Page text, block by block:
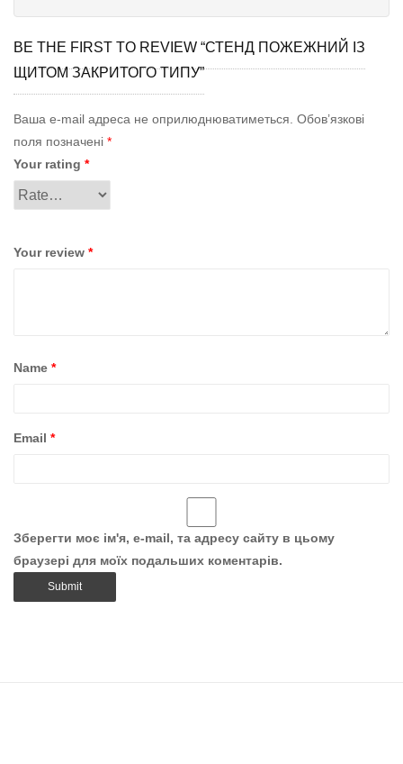
BE THE FIRST TO REVIEW “СТЕНД ПОЖЕЖНИЙ ІЗ
ЩИТОМ ЗАКРИТОГО ТИПУ”
Ваша e-mail адреса не оприлюднюватиметься. Обов’язкові
поля позначені *
Your rating *
Your review *
Name *
Email *
Зберегти моє ім'я, e-mail, та адресу сайту в цьому
браузері для моїх подальших коментарів.